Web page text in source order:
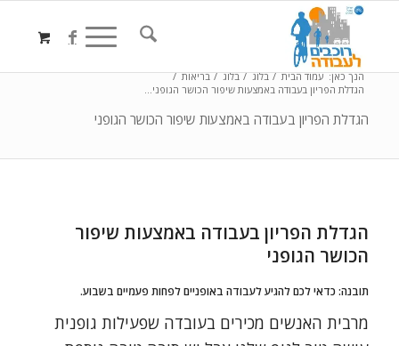
הגדלת הפריון בעבודה באמצעות שיפור הכושר הגופני
הנך כאן: עמוד הבית / בלוג / בלוג / בריאות /
הגדלת הפריון בעבודה באמצעות שיפור הכושר הגופני...
הגדלת הפריון בעבודה באמצעות שיפור
הכושר הגופני
תובנה: כדאי לכם להגיע לעבודה באופניים לפחות פעמיים בשבוע.
מרבית האנשים מכירים בעובדה שפעילות גופנית